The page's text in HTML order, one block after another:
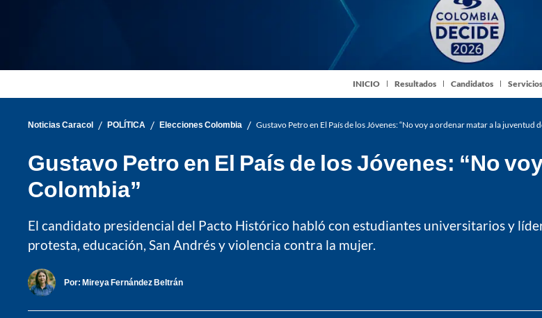
INICIO Resultados Candidatos
Noticias Caracol / POLÍTICA / Elecciones Colombia / Gustavo Petro en El País de los Jóvenes: “No voy a ordenar matar a la juventud
Gustavo Petro en El País de los Jóvenes: “No
Colombia”
El candidato presidencial del Pacto Histórico habló con estudiantes universitarios y
protesta, educación, San Andrés y violencia contra la mujer.
Por: Mireya Fernández Beltrán